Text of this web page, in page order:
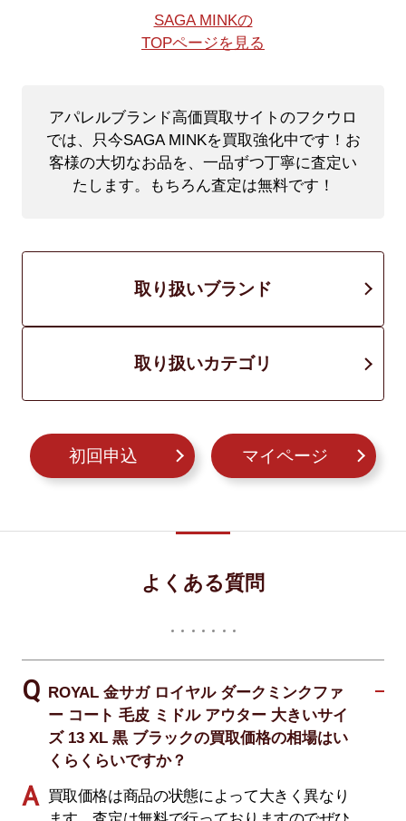
SAGA MINKの
TOPページを見る
アパレルブランド高価買取サイトのフクウロ
では、只今SAGA MINKを買取強化中です！ お
客様の大切なお品を、一品ずつ丁寧に査定い
たします。もちろん査定は無料です！
取り扱いブランド
取り扱いカテゴリ
初回申込 マイページ
よくある質問
ROYAL 金サガ ロイヤル ダークミンクファ
ー コート 毛皮 ミドル アウター 大きいサイ
ズ 13 XL 黒 ブラックの買取価格の相場はい
くらくらいですか？
買取価格は商品の状態によって大きく異なり